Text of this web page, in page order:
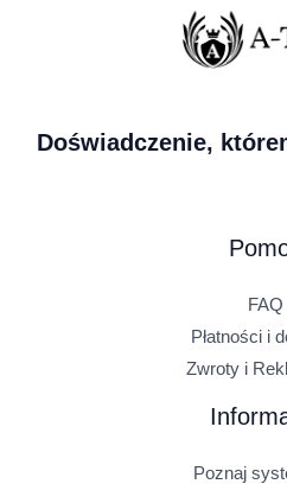
Doświadczenie,
FAQ
Płatności i
Zwroty i
Poznaj